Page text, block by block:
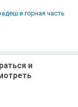
и горная часть
и